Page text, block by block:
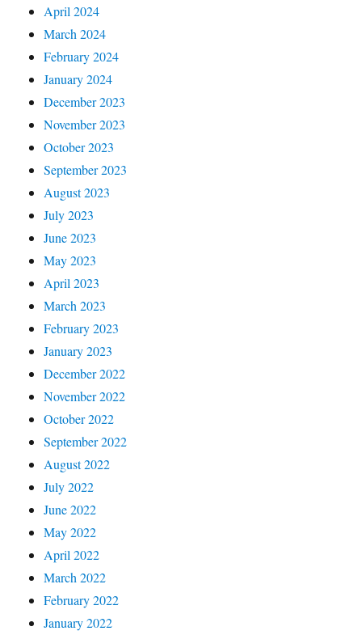
April 2024
March 2024
February 2024
January 2024
December 2023
November 2023
October 2023
September 2023
August 2023
July 2023
June 2023
May 2023
April 2023
March 2023
February 2023
January 2023
December 2022
November 2022
October 2022
September 2022
August 2022
July 2022
June 2022
May 2022
April 2022
March 2022
February 2022
January 2022